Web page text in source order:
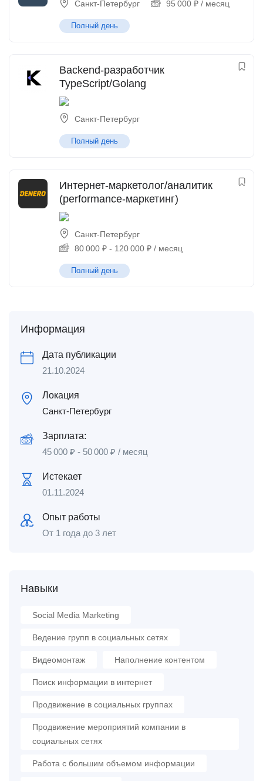
Санкт-Петербург 95 000 ₽ / месяц
Полный день
Backend-разработчик
TypeScript/Golang
Санкт-Петербург
Полный день
Интернет-маркетолог/аналитик
(performance-маркетинг)
Санкт-Петербург
80 000 ₽ - 120 000 ₽ / месяц
Полный день
Информация
Дата публикации
21.10.2024
Локация
Санкт-Петербург
Зарплата:
45 000 ₽ - 50 000 ₽ / месяц
Истекает
01.11.2024
Опыт работы
От 1 года до 3 лет
Навыки
Social Media Marketing
Ведение групп в социальных сетях
Видеомонтаж Наполнение контентом
Поиск информации в интернет
Продвижение в социальных группах
Продвижение мероприятий компании в
социальных сетях
Работа с большим объемом информации